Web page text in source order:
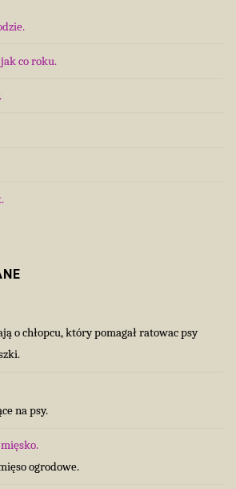
co roku.
o chłopcu, który pomagał ratowac psy
na psy.
ogrodowe.